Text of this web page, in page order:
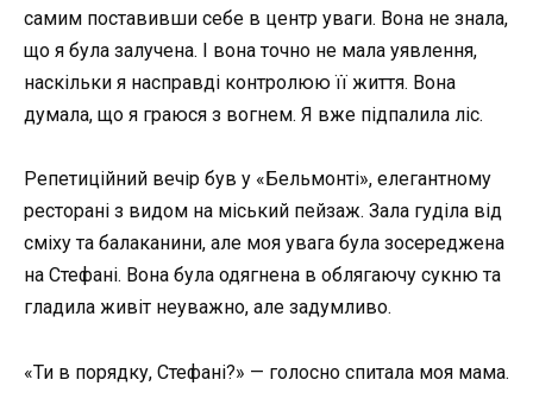
самим поставивши себе в центр уваги. Вона не знала,
що я була залучена. І вона точно не мала уявлення,
наскільки я насправді контролюю її життя. Вона
думала, що я граюся з вогнем. Я вже підпалила ліс.
Репетиційний вечір був у «Бельмонті», елегантному
ресторані з видом на міський пейзаж. Зала гуділа від
сміху та балаканини, але моя увага була зосереджена
на Стефані. Вона була одягнена в облягаючу сукню та
гладила живіт неуважно, але задумливо.
«Ти в порядку, Стефані?» — голосно спитала моя мама.